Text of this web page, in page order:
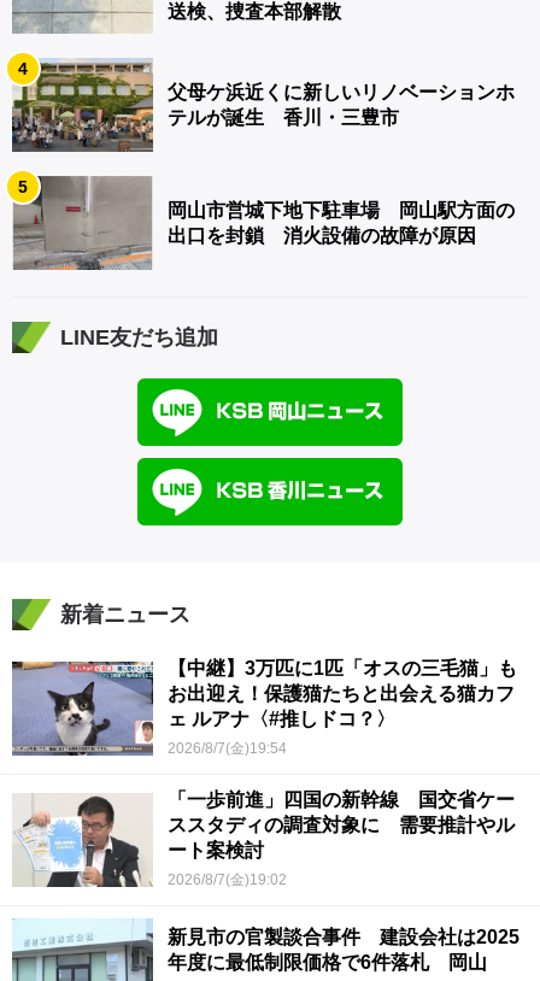
送検、捜査本部解散
4
父母ケ浜近くに新しいリノベーションホ
テルが誕生 香川・三豊市
5
岡山市営城下地下駐車場 岡山駅方面の
出口を封鎖 消火設備の故障が原因
LINE友だち追加
新着ニュース
【中継】3万匹に1匹「オスの三毛猫」も
お出迎え！保護猫たちと出会える猫カフ
ェ ルアナ〈#推しドコ？〉
2026/8/7(金)19:54
「一歩前進」四国の新幹線 国交省ケー
ススタディの調査対象に 需要推計やル
ート案検討
2026/8/7(金)19:02
新見市の官製談合事件 建設会社は2025
年度に最低制限価格で6件落札 岡山